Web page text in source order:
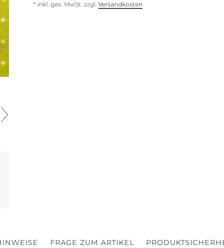
* inkl. ges. MwSt. zzgl. Versandkosten
FRAGE ZUM ARTIKEL